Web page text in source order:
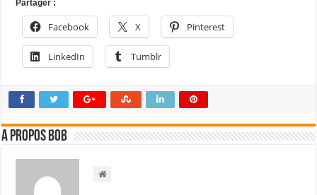
Partager :
Facebook X Pinterest
LinkedIn Tumblr
A propos bOb